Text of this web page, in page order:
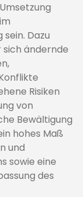
Dazu
ändernde
Risiken
von
Bewältigung
hohes Maß
und
sowie eine
des